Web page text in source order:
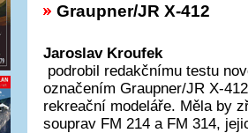
Graupner/JR X-412
Jaroslav Kroufek
podrobil redakčnímu testu
označením Graupner/JR X-
rekreační modeláře. Měla by
souprav FM 214 a FM 314,